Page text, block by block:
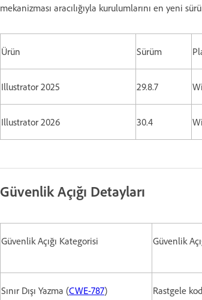
mekanizması aracılığıyla kurulumlarını en yeni
Ürün Sürüm
Illustrator 2025 29.8.7
Illustrator 2026 30.4
Güvenlik Açığı Detayları
Güvenlik Açığı Kategorisi Güvenlik
Sınır Dışı Yazma (CWE-787) Rastgele